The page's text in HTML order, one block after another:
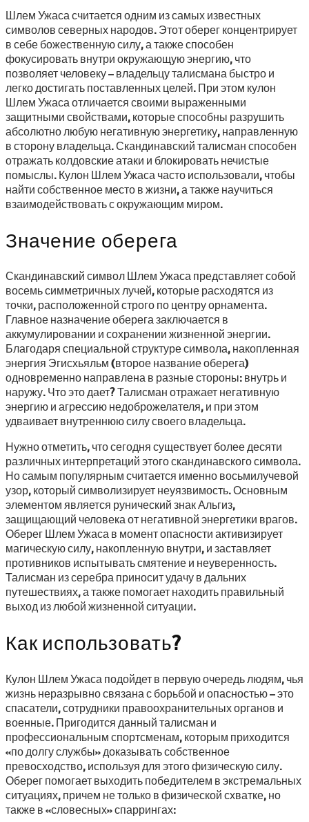
Шлем Ужаса считается одним из самых известных
символов северных народов. Этот оберег концентрирует
в себе божественную силу, а также способен
фокусировать внутри окружающую энергию, что
позволяет человеку – владельцу талисмана быстро и
легко достигать поставленных целей. При этом кулон
Шлем Ужаса отличается своими выраженными
защитными свойствами, которые способны разрушить
абсолютно любую негативную энергетику, направленную
в сторону владельца. Скандинавский талисман способен
отражать колдовские атаки и блокировать нечистые
помыслы. Кулон Шлем Ужаса часто использовали, чтобы
найти собственное место в жизни, а также научиться
взаимодействовать с окружающим миром.
Значение оберега
Скандинавский символ Шлем Ужаса представляет собой
восемь симметричных лучей, которые расходятся из
точки, расположенной строго по центру орнамента.
Главное назначение оберега заключается в
аккумулировании и сохранении жизненной энергии.
Благодаря специальной структуре символа, накопленная
энергия Эгисхьяльм (второе название оберега)
одновременно направлена в разные стороны: внутрь и
наружу. Что это дает? Талисман отражает негативную
энергию и агрессию недоброжелателя, и при этом
удваивает внутреннюю силу своего владельца.
Нужно отметить, что сегодня существует более десяти
различных интерпретаций этого скандинавского символа.
Но самым популярным считается именно восьмилучевой
узор, который символизирует неуязвимость. Основным
элементом является рунический знак Альгиз,
защищающий человека от негативной энергетики врагов.
Оберег Шлем Ужаса в момент опасности активизирует
магическую силу, накопленную внутри, и заставляет
противников испытывать смятение и неуверенность.
Талисман из серебра приносит удачу в дальних
путешествиях, а также помогает находить правильный
выход из любой жизненной ситуации.
Как использовать?
Кулон Шлем Ужаса подойдет в первую очередь людям, чья
жизнь неразрывно связана с борьбой и опасностью – это
спасатели, сотрудники правоохранительных органов и
военные. Пригодится данный талисман и
профессиональным спортсменам, которым приходится
«по долгу службы» доказывать собственное
превосходство, используя для этого физическую силу.
Оберег помогает выходить победителем в экстремальных
ситуациях, причем не только в физической схватке, но
также в «словесных» спаррингах: